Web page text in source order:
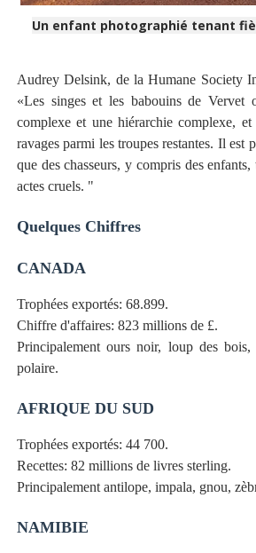
Un enfant photographié tenant
Audrey Delsink, de la Humane Society
«Les singes et les babouins de Vervet
complexe et une hiérarchie complexe,
ravages parmi les troupes restantes. Il est
que des chasseurs, y compris des
actes cruels. "
Quelques Chiffres
CANADA
Trophées exportés: 68.899.
Chiffre d'affaires: 823 millions de £.
Principalement ours noir, loup des
polaire.
AFRIQUE DU SUD
Trophées exportés: 44 700.
Recettes: 82 millions de livres sterling.
Principalement antilope, impala, gnou,
NAMIBIE